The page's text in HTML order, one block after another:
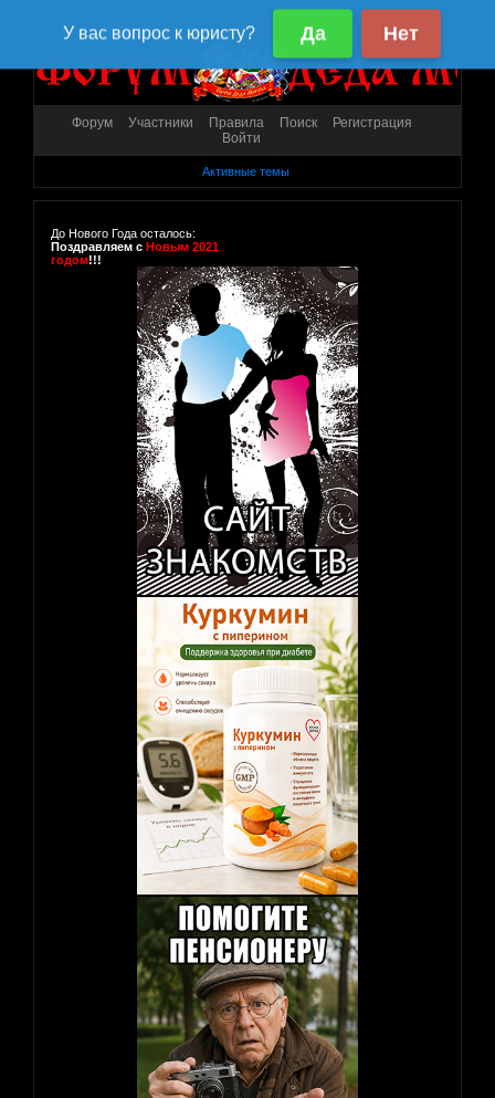
Форум Участники Правила Поиск
Регистрация
Войти
Активные темы
До Нового Года осталось:
Поздравляем с Новым 2021
годом!!!